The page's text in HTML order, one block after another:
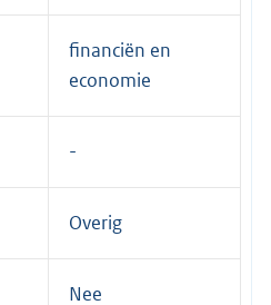
financiën en
economie
Overig
Nee